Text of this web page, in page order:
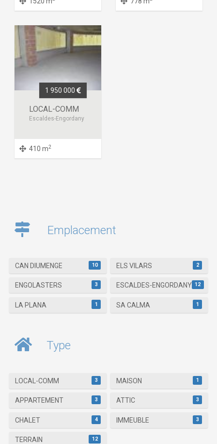
1 950 000
LOCAL-COMM
Escaldes-Engordany
410 m2
Emplacement
CAN DIUMENGE 10 ELS VILARS 2
ENGOLASTERS 3 ESCALDES-ENGORDANY 12
LA PLANA 1 SA CALMA 1
Type
LOCAL-COMM 3 MAISON 1
APPARTEMENT 3 ATTIC 3
CHALET 4 IMMEUBLE 3
TERRAIN 12